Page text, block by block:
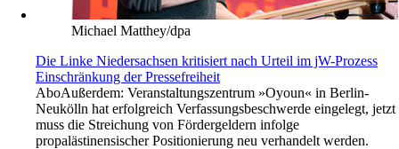
Michael Matthey/dpa
Die Linke Niedersachsen kritisiert nach Urteil im jW-Prozess
Einschränkung der Pressefreiheit
AboAußerdem: Veranstaltungszentrum »Oyoun« in Berlin-
Neukölln hat erfolgreich Verfassungsbeschwerde eingelegt, jetzt
muss die Streichung von Fördergeldern infolge
propalästinensischer Positionierung neu verhandelt werden.